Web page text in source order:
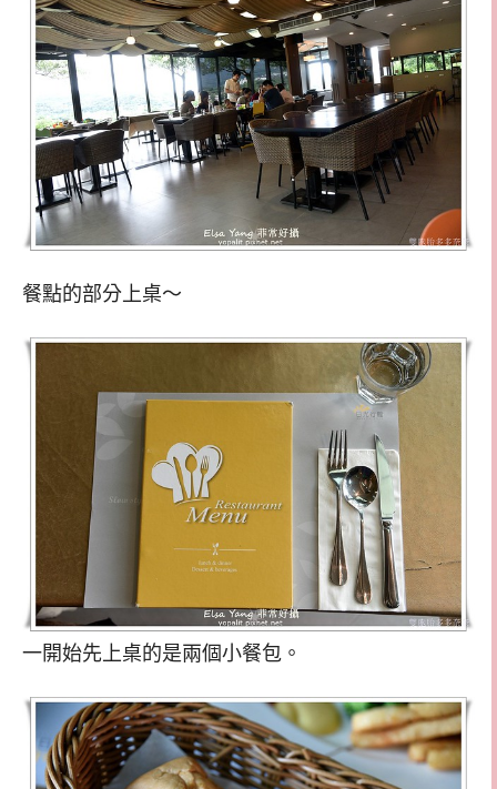
餐點的部分上桌～
一開始先上桌的是兩個小餐包。